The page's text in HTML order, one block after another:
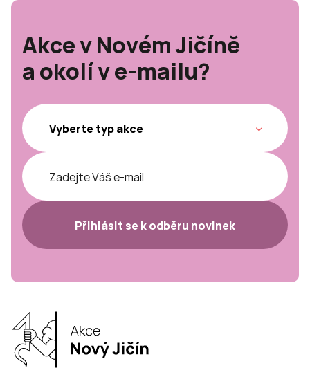
Akce v Novém Jičíně
a okolí v e-mailu?
Přihlásit se k odběru novinek